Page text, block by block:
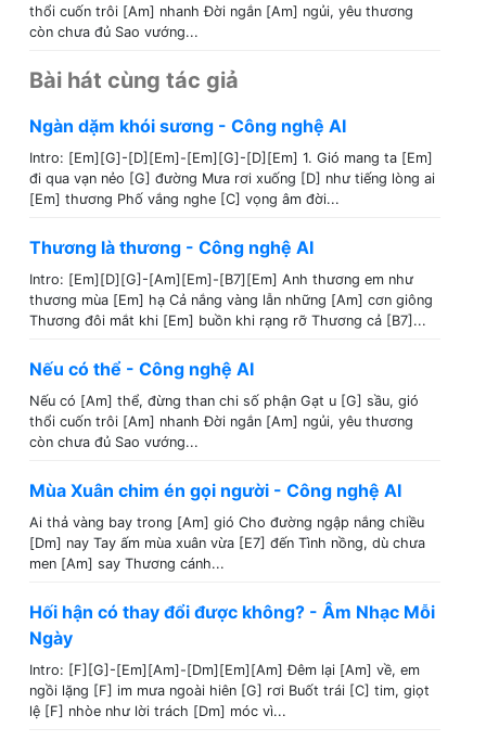
thổi cuốn trôi [Am] nhanh Đời ngắn [Am] ngủi, yêu thương
còn chưa đủ Sao vướng...
Bài hát cùng tác giả
Ngàn dặm khói sương - Công nghệ AI
Intro: [Em][G]-[D][Em]-[Em][G]-[D][Em] 1. Gió mang ta [Em]
đi qua vạn nẻo [G] đường Mưa rơi xuống [D] như tiếng lòng ai
[Em] thương Phố vắng nghe [C] vọng âm đời...
Thương là thương - Công nghệ AI
Intro: [Em][D][G]-[Am][Em]-[B7][Em] Anh thương em như
thương mùa [Em] hạ Cả nắng vàng lẫn những [Am] cơn giông
Thương đôi mắt khi [Em] buồn khi rạng rỡ Thương cả [B7]...
Nếu có thể - Công nghệ AI
Nếu có [Am] thể, đừng than chi số phận Gạt u [G] sầu, gió
thổi cuốn trôi [Am] nhanh Đời ngắn [Am] ngủi, yêu thương
còn chưa đủ Sao vướng...
Mùa Xuân chim én gọi người - Công nghệ AI
Ai thả vàng bay trong [Am] gió Cho đường ngập nắng chiều
[Dm] nay Tay ấm mùa xuân vừa [E7] đến Tình nồng, dù chưa
men [Am] say Thương cánh...
Hối hận có thay đổi được không? - Âm Nhạc Mỗi
Ngày
Intro: [F][G]-[Em][Am]-[Dm][Em][Am] Đêm lại [Am] về, em
ngồi lặng [F] im mưa ngoài hiên [G] rơi Buốt trái [C] tim, giọt
lệ [F] nhòe như lời trách [Dm] móc vì...